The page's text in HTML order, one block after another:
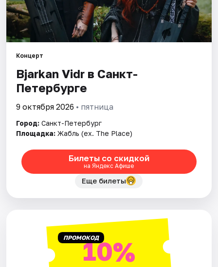
Города
Артисты
Рейтинги
Концерт
Bjarkan Vidr в Санкт-
Петербурге
9 октября 2026 • пятница
Город: Санкт-Петербург
Площадка: Жабль (ex. The Place)
Билеты со скидкой
на Яндекс Афише
Еще билеты
ПРОМОКОД10%